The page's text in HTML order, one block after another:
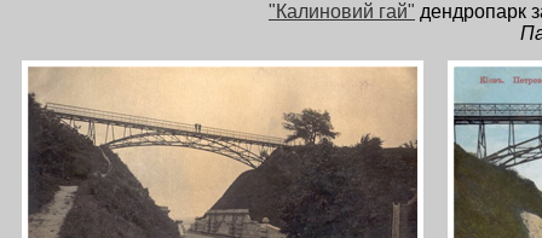
"Калиновий гай" дендропарк